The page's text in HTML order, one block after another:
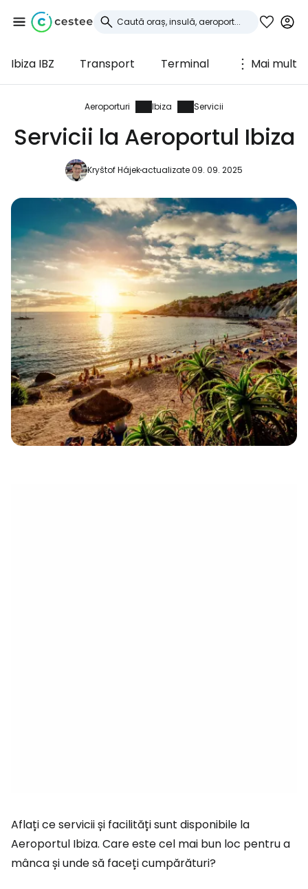
Ibiza IBZ Transport Terminal Mai mult
Aeroporturi Ibiza Servicii
Servicii la Aeroportul Ibiza
Kryštof Hájekactualizate 09. 09. 2025
Aflați ce servicii și facilități sunt disponibile la
Aeroportul Ibiza. Care este cel mai bun loc pentru a
mânca și unde să faceți cumpărături?
Conectați-vă la
Cestee
... comunitatea mondială a călătorilor
Continuați cu Facebook
Continuați cu e-mailul